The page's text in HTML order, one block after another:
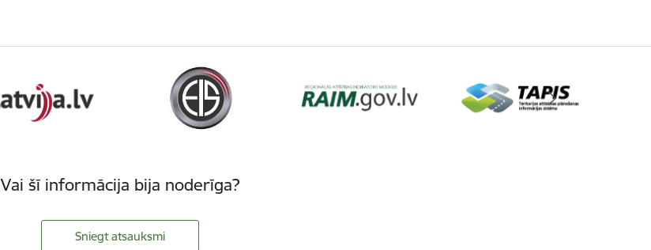
Vai šī informācija bija noderīga?
Sniegt atsauksmi